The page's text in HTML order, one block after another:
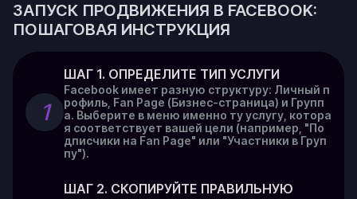
ЗАПУСК ПРОДВИЖЕНИЯ В FACEBOOK:
ПОШАГОВАЯ ИНСТРУКЦИЯ
1
ШАГ 1. ОПРЕДЕЛИТЕ ТИП УСЛУГИ
Facebook имеет разную структуру: Личный п
рофиль, Fan Page (Бизнес-страница) и Групп
а. Выберите в меню именно ту услугу, котора
я соответствует вашей цели (например, "По
дписчики на Fan Page" или "Участники в Груп
пу").
ШАГ 2. СКОПИРУЙТЕ ПРАВИЛЬНУЮ